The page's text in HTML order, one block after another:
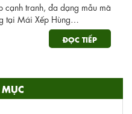
cạnh tranh, đa dạng mẫu mã
tại Mái Xếp Hùng…
ĐỌC TIẾP